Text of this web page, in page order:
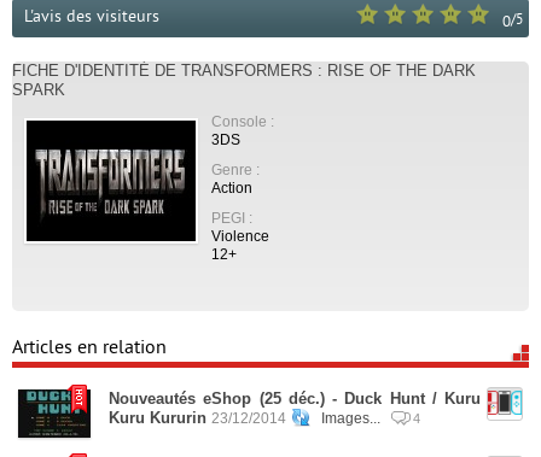
0/5
L'avis des visiteurs
FICHE D'IDENTITÉ DE TRANSFORMERS : RISE OF THE DARK
SPARK
Console :
3DS
Genre :
Action
PEGI :
Violence
12+
Articles en relation
Nouveautés eShop (25 déc.) - Duck Hunt / Kuru
Kuru Kururin 23/12/2014 Images... 4